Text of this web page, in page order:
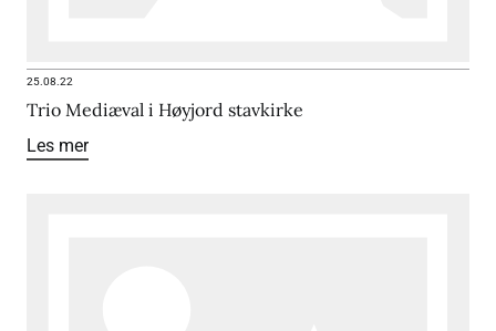
25.08.22
Trio Mediæval i Høyjord stavkirke
Les mer